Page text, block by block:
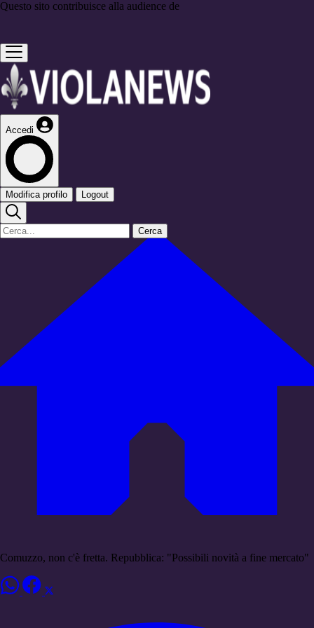
Questo sito contribuisce alla audience de
Accedi
Modifica profilo Logout
Cerca
Comuzzo, non c'è fretta. Repubblica: "Possibili novità a fine mercato"